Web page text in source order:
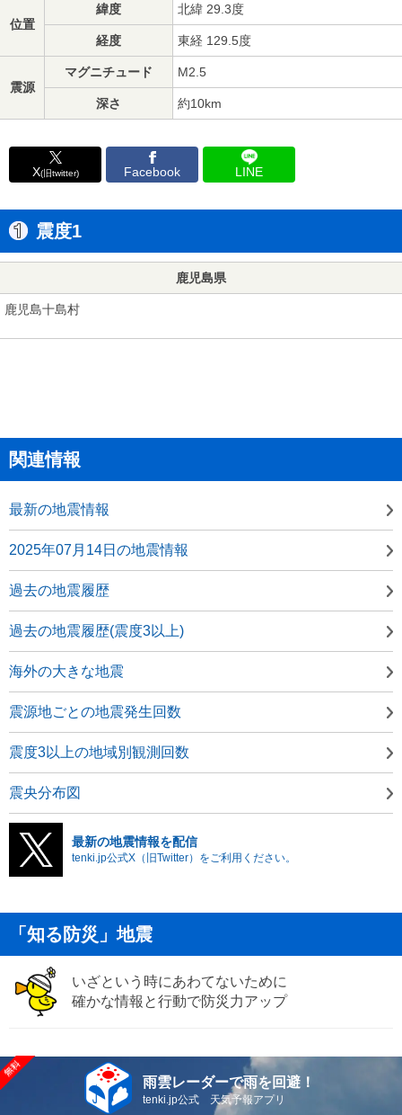
位置
緯度 北緯 29.3度
経度 東経 129.5度
震源
マグニチュード M2.5
深さ 約10km
X(旧twitter) Facebook LINE
震度1
鹿児島県
鹿児島十島村
関連情報
最新の地震情報
2025年07月14日の地震情報
過去の地震履歴
過去の地震履歴(震度3以上)
海外の大きな地震
震源地ごとの地震発生回数
震度3以上の地域別観測回数
震央分布図
最新の地震情報を配信
tenki.jp公式X（旧Twitter）をご利用ください。
「知る防災」地震
いざという時にあわてないために
確かな情報と行動で防災力アップ
雨雲レーダーで雨を回避！
tenki.jp公式 天気予報アプリ